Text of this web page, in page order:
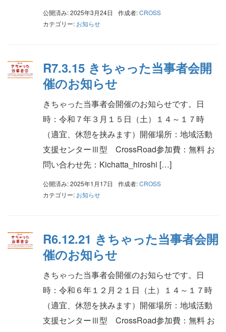
公開済み: 2025年3月24日 作成者:CROSS
カテゴリー: お知らせ
R7.3.15 きちゃった当事者会開
催のお知らせ
きちゃった当事者会開催のお知らせです。日
時：令和７年３月１５日（土）１４～１７時
（適宜、休憩を挟みます）開催場所：地域活動
支援センターⅢ型 CrossRoad参加費：無料 お
問い合わせ先：Kichatta_hiroshi […]
公開済み: 2025年1月17日 作成者:CROSS
カテゴリー: お知らせ
R6.12.21 きちゃった当事者会開
催のお知らせ
きちゃった当事者会開催のお知らせです。日
時：令和６年１２月２１日（土）１４～１７時
（適宜、休憩を挟みます）開催場所：地域活動
支援センターⅢ型 CrossRoad参加費：無料 お